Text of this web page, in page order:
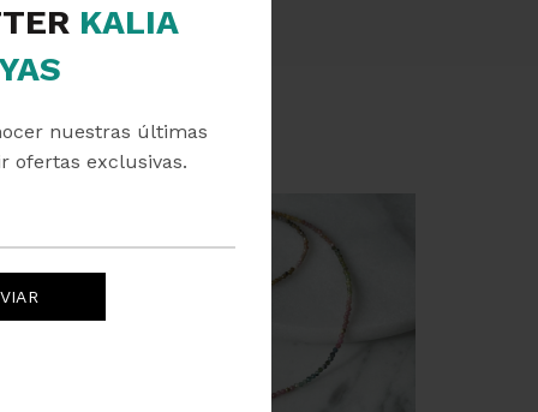
KALIA
nuestras últimas
ofertas exclusivas.